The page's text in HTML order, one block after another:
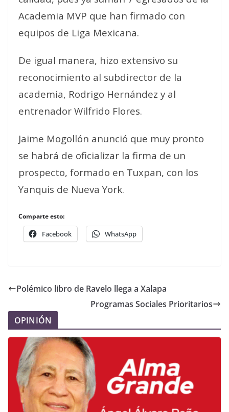
Academia MVP que han firmado con
equipos de Liga Mexicana.
De igual manera, hizo extensivo su
reconocimiento al subdirector de la
academia, Rodrigo Hernández y al
entrenador Wilfrido Flores.
Jaime Mogollón anunció que muy pronto
se habrá de oficializar la firma de un
prospecto, formado en Tuxpan, con los
Yanquis de Nueva York.
Comparte esto:
Facebook WhatsApp
Polémico libro de Ravelo llega a Xalapa
Programas Sociales Prioritarios
OPINIÓN